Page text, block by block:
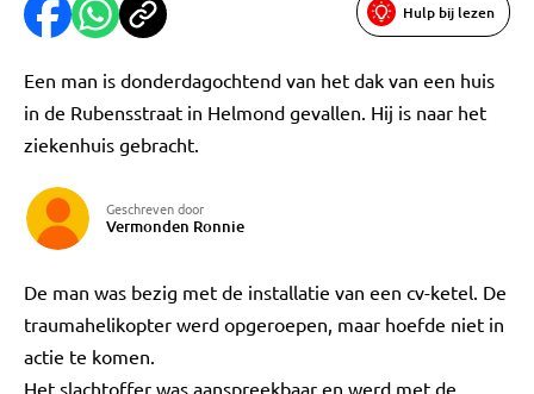
Hulp bij lezen
Een man is donderdagochtend van het dak van een huis
in de Rubensstraat in Helmond gevallen. Hij is naar het
ziekenhuis gebracht.
Geschreven door
Vermonden Ronnie
De man was bezig met de installatie van een cv-ketel. De
traumahelikopter werd opgeroepen, maar hoefde niet in
actie te komen.
Het slachtoffer was aanspreekbaar en werd met de